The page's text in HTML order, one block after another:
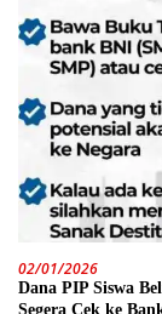
02/01/2026
Dana PIP Siswa
Segera Cek ke